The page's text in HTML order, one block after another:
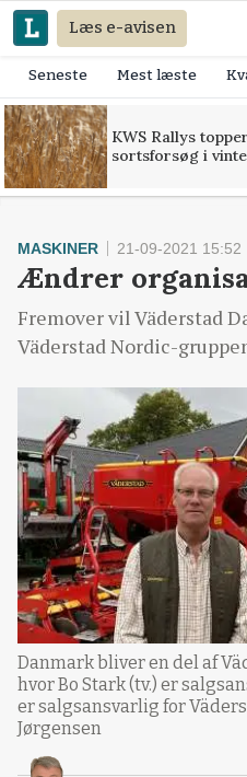
Læs e-avisen
Seneste Mest læste
KWS Rallys
sortsforsøg i
MASKINER 21-09-2021 15:52
Ændrer
Fremover vil Väderstad
Väderstad Nordic-
Danmark bliver en del af
hvor Bo Stark (tv.) er
er salgsansvarlig for
Jørgensen